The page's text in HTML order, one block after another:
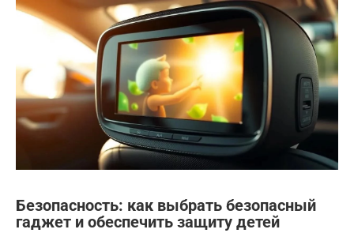
Безопасность: как выбрать безопасный
гаджет и обеспечить защиту детей